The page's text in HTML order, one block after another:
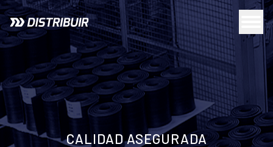
CALIDAD ASEGURADA